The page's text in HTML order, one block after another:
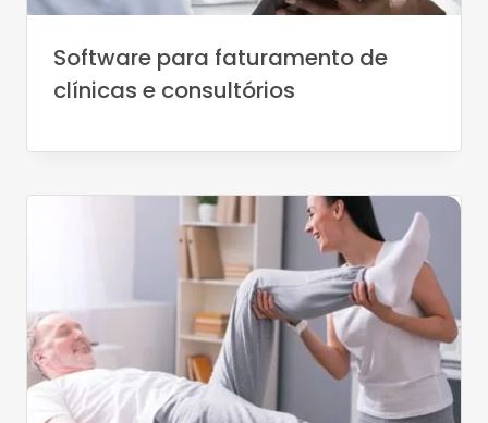
Software para faturamento de
clínicas e consultórios